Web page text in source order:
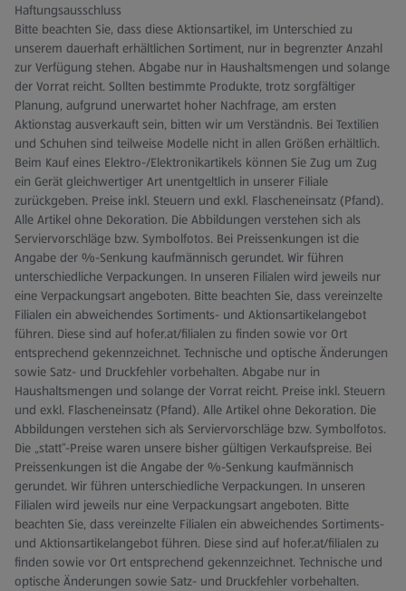
Haftungsausschluss
Bitte beachten Sie, dass diese Aktionsartikel, im Unterschied zu
unserem dauerhaft erhältlichen Sortiment, nur in begrenzter Anzahl
zur Verfügung stehen. Abgabe nur in Haushaltsmengen und solange
der Vorrat reicht. Sollten bestimmte Produkte, trotz sorgfältiger
Planung, aufgrund unerwartet hoher Nachfrage, am ersten
Aktionstag ausverkauft sein, bitten wir um Verständnis. Bei Textilien
und Schuhen sind teilweise Modelle nicht in allen Größen erhältlich.
Beim Kauf eines Elektro-/Elektronikartikels können Sie Zug um Zug
ein Gerät gleichwertiger Art unentgeltlich in unserer Filiale
zurückgeben. Preise inkl. Steuern und exkl. Flascheneinsatz (Pfand).
Alle Artikel ohne Dekoration. Die Abbildungen verstehen sich als
Serviervorschläge bzw. Symbolfotos. Bei Preissenkungen ist die
Angabe der %-Senkung kaufmännisch gerundet. Wir führen
unterschiedliche Verpackungen. In unseren Filialen wird jeweils nur
eine Verpackungsart angeboten. Bitte beachten Sie, dass vereinzelte
Filialen ein abweichendes Sortiments- und Aktionsartikelangebot
führen. Diese sind auf hofer.at/filialen zu finden sowie vor Ort
entsprechend gekennzeichnet. Technische und optische Änderungen
sowie Satz- und Druckfehler vorbehalten. Abgabe nur in
Haushaltsmengen und solange der Vorrat reicht. Preise inkl. Steuern
und exkl. Flascheneinsatz (Pfand). Alle Artikel ohne Dekoration. Die
Abbildungen verstehen sich als Serviervorschläge bzw. Symbolfotos.
Die „statt“-Preise waren unsere bisher gültigen Verkaufspreise. Bei
Preissenkungen ist die Angabe der %-Senkung kaufmännisch
gerundet. Wir führen unterschiedliche Verpackungen. In unseren
Filialen wird jeweils nur eine Verpackungsart angeboten. Bitte
beachten Sie, dass vereinzelte Filialen ein abweichendes Sortiments-
und Aktionsartikelangebot führen. Diese sind auf hofer.at/filialen zu
finden sowie vor Ort entsprechend gekennzeichnet. Technische und
optische Änderungen sowie Satz- und Druckfehler vorbehalten.